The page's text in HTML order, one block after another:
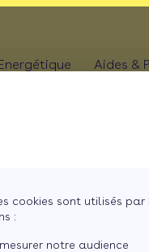
cookies sont utilisés
:
notre audience
Aides &